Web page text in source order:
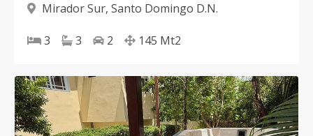
Mirador Sur, Santo Domingo D.N.
3 3 2 145 Mt2